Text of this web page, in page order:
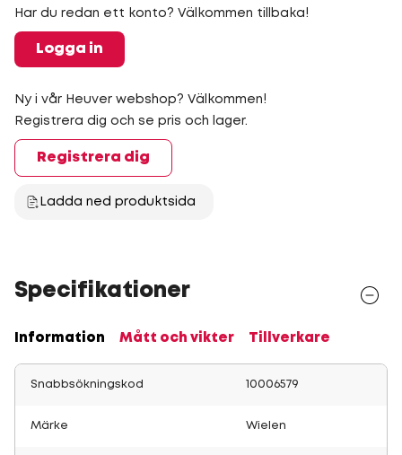
Har du redan ett konto? Välkommen tillbaka!
Logga in
Ny i vår Heuver webshop? Välkommen!
Registrera dig och se pris och lager.
Registrera dig
Ladda ned produktsida
Specifikationer
Information Mått och vikter Tillverkare
Snabbsökningskod 10006579
Märke Wielen